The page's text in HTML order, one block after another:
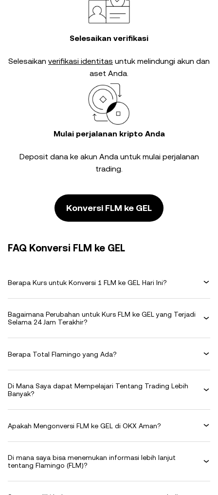
Selesaikan verifikasi
Selesaikan verifikasi identitas untuk melindungi akun dan
aset Anda.
Mulai perjalanan kripto Anda
Deposit dana ke akun Anda untuk mulai perjalanan
trading.
Konversi FLM ke GEL
FAQ Konversi FLM ke GEL
Berapa Kurs untuk Konversi 1 FLM ke GEL Hari Ini?
Bagaimana Perubahan untuk Kurs FLM ke GEL yang Terjadi
Selama 24 Jam Terakhir?
Berapa Total Flamingo yang Ada?
Di Mana Saya dapat Mempelajari Tentang Trading Lebih
Banyak?
Apakah Mengonversi FLM ke GEL di OKX Aman?
Di mana saya bisa menemukan informasi lebih lanjut
tentang Flamingo (FLM)?